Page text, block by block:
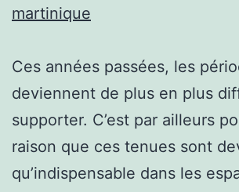
martinique
Ces années passées, les
deviennent de plus en plus
supporter. C’est par ailleurs
raison que ces tenues sont
qu’indispensable dans les